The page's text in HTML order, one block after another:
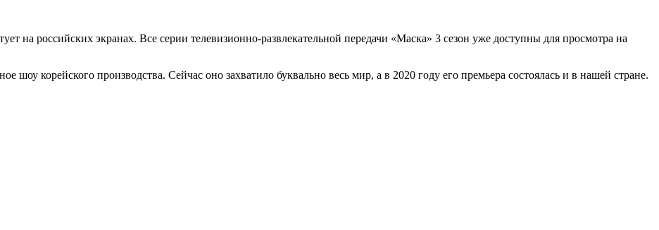
на российских экранах. Все серии телевизионно-развлекательной передачи «Маска» 3 сезон уже доступны для просмотра на
шоу корейского производства. Сейчас оно захватило буквально весь мир, а в 2020 году его премьера состоялась и в нашей стране.